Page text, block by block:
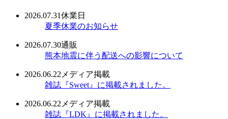
2026.07.31休業日
夏季休業のお知らせ
2026.07.30通販
熊本地震に伴う配送への影響について
2026.06.22 メディア掲載
雑誌『Sweet』に掲載されました。
2026.06.22 メディア掲載
雑誌『LDK』に掲載されました。